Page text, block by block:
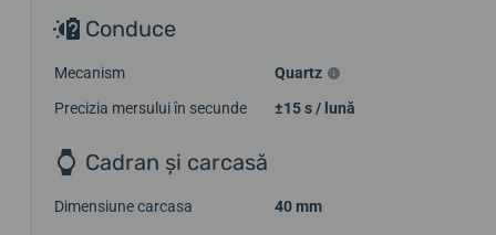
Conduce
Mecanism
Quartz
Precizia mersului în secunde
±15 s / lună
Cadran și carcasă
Dimensiune carcasa
40 mm